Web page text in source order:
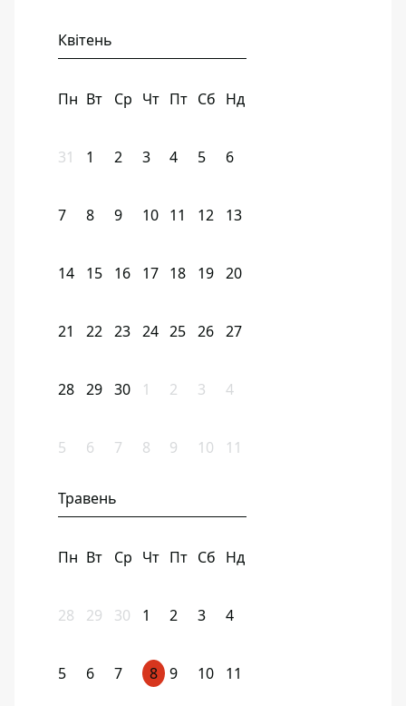
Квітень
Пн Вт Ср Чт Пт Сб Нд
31 1 2 3 4 5 6
7 8 9 10 11 12 13
14 15 16 17 18 19 20
21 22 23 24 25 26 27
28 29 30 1 2 3 4
5 6 7 8 9 10 11
Травень
Пн Вт Ср Чт Пт Сб Нд
28 29 30 1 2 3 4
5 6 7 8 9 10 11